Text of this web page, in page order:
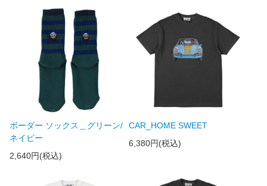
ボーダー ソックス＿グリーン/
ネイビー
2,640円(税込)
CAR_HOME SWEET
6,380円(税込)